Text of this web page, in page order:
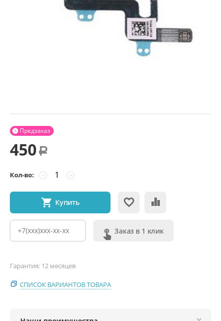
Предзаказ

450 Р
Кол-во: +
−
Купить
Заказ в 1 клик
Гарантия: 12 месяцев
СПИСОК ВАРИАНТОВ ТОВАРА